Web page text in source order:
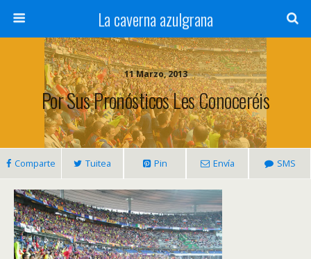
La caverna azulgrana
11 Marzo, 2013
Por Sus Pronósticos Les Conoceréis
Comparte Tuitea Pin Envía SMS